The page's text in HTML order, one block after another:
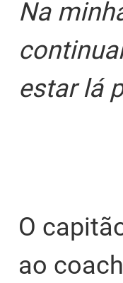
Na
estar lá
O
ao